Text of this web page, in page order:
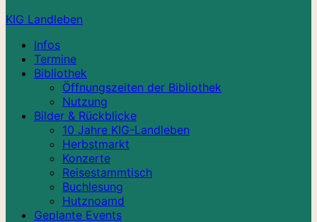
KIG Landleben
Infos
Termine
Bibliothek
Öffnungszeiten der Bibliothek
Nutzung
Bilder & Rückblicke
10 Jahre KIG-Landleben
Herbstmarkt
Konzerte
Reisestammtisch
Buchlesung
Hutznoamd
Geplante Events